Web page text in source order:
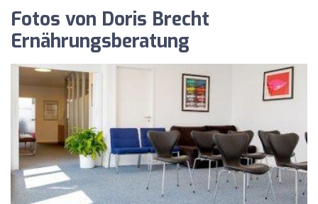
Fotos von Doris Brecht
Ernährungsberatung